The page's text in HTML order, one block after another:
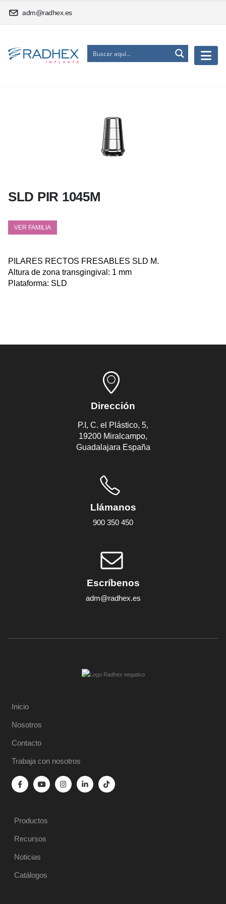
adm@radhex.es
SLD PIR 1045M
VER FAMILIA
PILARES RECTOS FRESABLES SLD M.
Altura de zona transgingival: 1 mm
Plataforma: SLD
Dirección
P.I, C. el Plástico, 5,
19200 Miralcampo,
Guadalajara España
Llámanos
900 350 450
Escríbenos
adm@radhex.es
Inicio
Nosotros
Contacto
Trabaja con nosotros
Productos
Recursos
Noticias
Catálogos